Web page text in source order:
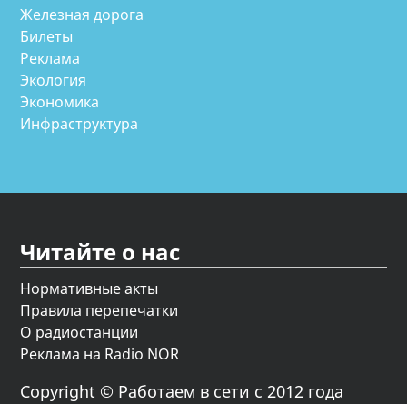
Железная дорога
Билеты
Реклама
Экология
Экономика
Инфраструктура
Читайте о нас
Нормативные акты
Правила перепечатки
О радиостанции
Реклама на Radio NOR
Copyright © Работаем в сети с 2012 года